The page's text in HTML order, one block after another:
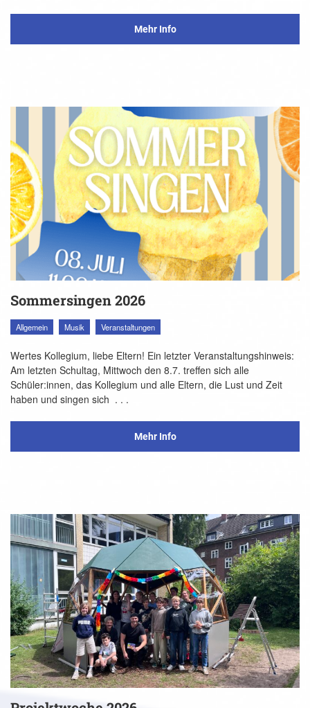
Mehr Info
Sommersingen 2026
Allgemein Musik Veranstaltungen
Wertes Kollegium, liebe Eltern! Ein letzter Veranstaltungshinweis:
Am letzten Schultag, Mittwoch den 8.7. treffen sich alle
Schüler:innen, das Kollegium und alle Eltern, die Lust und Zeit
haben und singen sich . . .
Mehr Info